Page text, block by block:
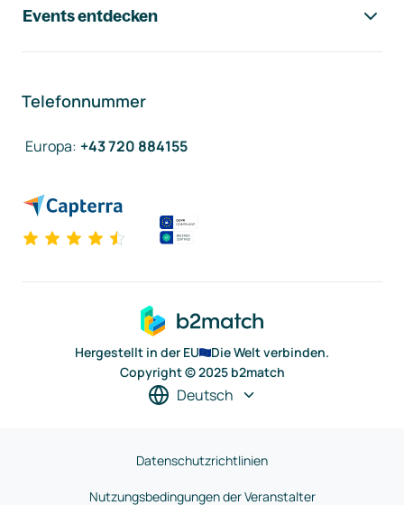
Events entdecken
Telefonnummer
Europa: +43 720 884155
Hergestellt in der EU
Die Welt verbinden.
Copyright © 2025 b2match
Deutsch
Datenschutzrichtlinien
Nutzungsbedingungen der Veranstalter